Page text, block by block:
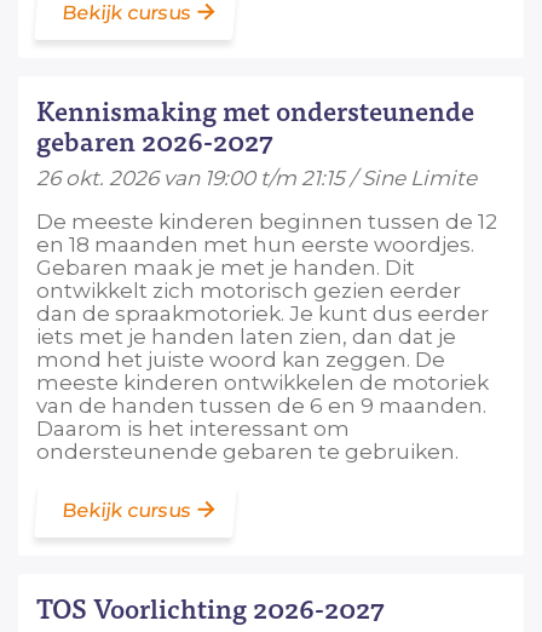
Bekijk cursus
Kennismaking met ondersteunende
gebaren 2026-2027
26 okt. 2026 van 19:00 t/m 21:15 / Sine Limite
De meeste kinderen beginnen tussen de 12
en 18 maanden met hun eerste woordjes.
Gebaren maak je met je handen. Dit
ontwikkelt zich motorisch gezien eerder
dan de spraakmotoriek. Je kunt dus eerder
iets met je handen laten zien, dan dat je
mond het juiste woord kan zeggen. De
meeste kinderen ontwikkelen de motoriek
van de handen tussen de 6 en 9 maanden.
Daarom is het interessant om
ondersteunende gebaren te gebruiken.
Bekijk cursus
TOS Voorlichting 2026-2027